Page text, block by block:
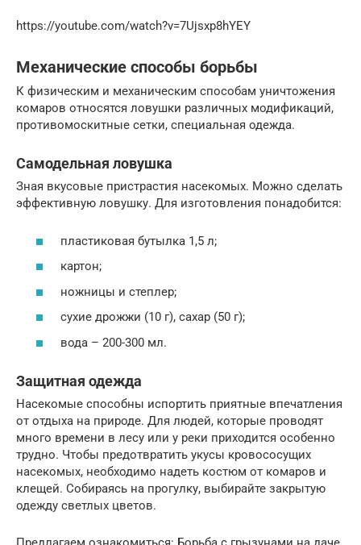
https://youtube.com/watch?v=7Ujsxp8hYEY
Механические способы борьбы
К физическим и механическим способам уничтожения
комаров относятся ловушки различных модификаций,
противомоскитные сетки, специальная одежда.
Самодельная ловушка
Зная вкусовые пристрастия насекомых. Можно сделать
эффективную ловушку. Для изготовления понадобится:
пластиковая бутылка 1,5 л;
картон;
ножницы и степлер;
сухие дрожжи (10 г), сахар (50 г);
вода – 200-300 мл.
Защитная одежда
Насекомые способны испортить приятные впечатления
от отдыха на природе. Для людей, которые проводят
много времени в лесу или у реки приходится особенно
трудно. Чтобы предотвратить укусы кровососущих
насекомых, необходимо надеть костюм от комаров и
клещей. Собираясь на прогулку, выбирайте закрытую
одежду светлых цветов.